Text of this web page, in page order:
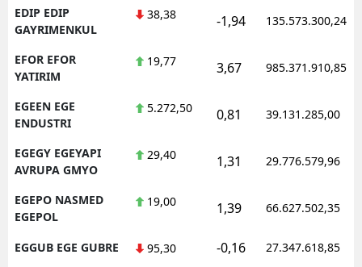
EDIP EDIP
GAYRIMENKUL
38,38 -1,94 135.573.300,24
EFOR EFOR
YATIRIM
19,77 3,67 985.371.910,85
EGEEN EGE
ENDUSTRI
5.272,50 0,81 39.131.285,00
EGEGY EGEYAPI
AVRUPA GMYO
29,40 1,31 29.776.579,96
EGEPO NASMED
EGEPOL
19,00 1,39 66.627.502,35
EGGUB EGE GUBRE 95,30 -0,16 27.347.618,85